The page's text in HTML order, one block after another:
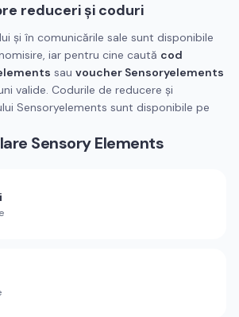
reduceri și coduri
și în comunicările sale sunt disponibile
iar pentru cine caută cod
sau voucher Sensoryelements
valide. Codurile de reducere și
Sensoryelements sunt disponibile pe
Sensory Elements